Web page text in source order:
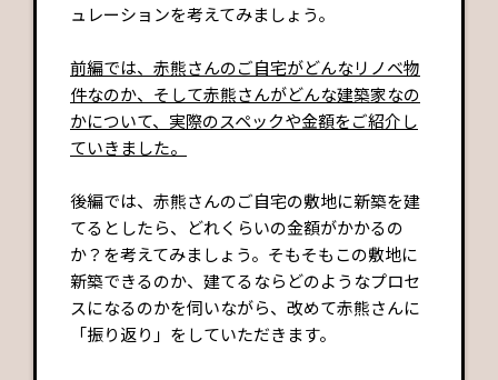
ュレーションを考えてみましょう。
前編では、赤熊さんのご自宅がどんなリノベ物
件なのか、そして赤熊さんがどんな建築家なの
かについて、実際のスペックや金額をご紹介し
ていきました。
後編では、赤熊さんのご自宅の敷地に新築を建
てるとしたら、どれくらいの金額がかかるの
か？を考えてみましょう。そもそもこの敷地に
新築できるのか、建てるならどのようなプロセ
スになるのかを伺いながら、改めて赤熊さんに
「振り返り」をしていただきます。